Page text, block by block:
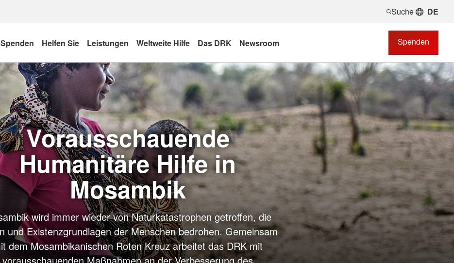
Suche DE
Spenden Helfen Sie Leistungen Weltweite Hilfe Das DRK Newsroom Spenden
Vorausschauende
Humanitäre Hilfe in
Mosambik
wird immer wieder von Naturkatastrophen getroffen, die
und Existenzgrundlagen der Menschen bedrohen. Gemeinsam
dem Mosambikanischen Roten Kreuz arbeitet das DRK mit